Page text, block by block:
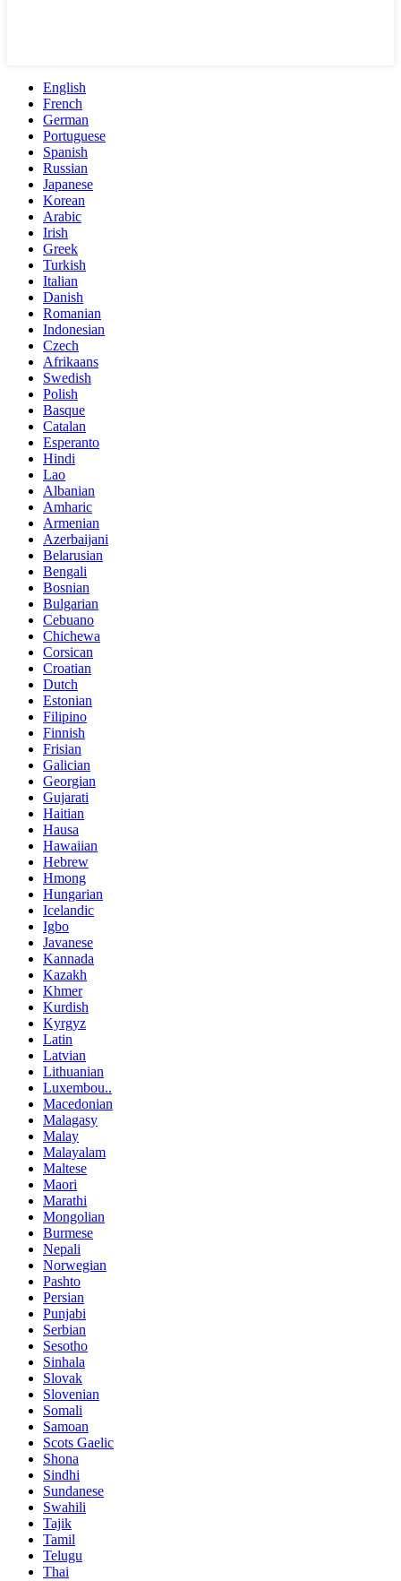
English
French
German
Portuguese
Spanish
Russian
Japanese
Korean
Arabic
Irish
Greek
Turkish
Italian
Danish
Romanian
Indonesian
Czech
Afrikaans
Swedish
Polish
Basque
Catalan
Esperanto
Hindi
Lao
Albanian
Amharic
Armenian
Azerbaijani
Belarusian
Bengali
Bosnian
Bulgarian
Cebuano
Chichewa
Corsican
Croatian
Dutch
Estonian
Filipino
Finnish
Frisian
Galician
Georgian
Gujarati
Haitian
Hausa
Hawaiian
Hebrew
Hmong
Hungarian
Icelandic
Igbo
Javanese
Kannada
Kazakh
Khmer
Kurdish
Kyrgyz
Latin
Latvian
Lithuanian
Luxembou..
Macedonian
Malagasy
Malay
Malayalam
Maltese
Maori
Marathi
Mongolian
Burmese
Nepali
Norwegian
Pashto
Persian
Punjabi
Serbian
Sesotho
Sinhala
Slovak
Slovenian
Somali
Samoan
Scots Gaelic
Shona
Sindhi
Sundanese
Swahili
Tajik
Tamil
Telugu
Thai